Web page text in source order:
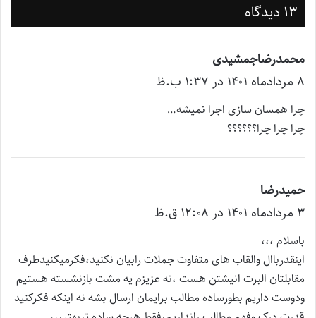
13 دیدگاه
محمدرضاجمشیدی
ف
ت
۸ مرداد‌ماه ۱۴۰۱ در ۱:۳۷ ب.ظ
چرا همسان سازی اجرا نمیشه…
چرا چرا چرا؟؟؟؟؟؟
حمیدرضا
ف
:
۳ مرداد‌ماه ۱۴۰۱ در ۱۲:۰۸ ق.ظ
باسلام ،،،
اینقدرباال والقاب های متفاوت جملات رابیان نکنید،فکرمیکنیدطرف
مقابلتان البرت انیشتن هست ،نه عزیزم یه مشت بازنشسته هستیم
ودوست داریم بطورساده مطالب برایمان ارسال بشه نه اینکه فکرکنید